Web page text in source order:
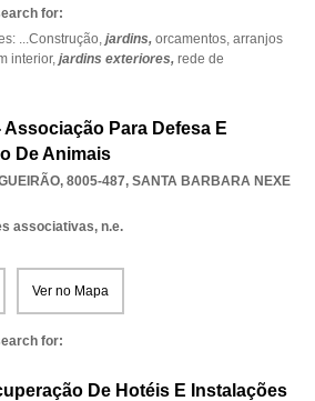
for:
...Construção, jardins, orcamentos, arranjos
interior, jardins exteriores, rede de
Para Defesa E
De Animais
8005-487, SANTA BARBARA NEXE
associativas, n.e.
Ver no Mapa
for:
De Hotéis E Instalações